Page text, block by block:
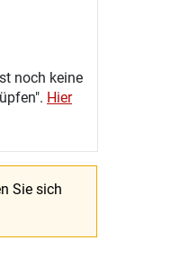
noch keine
Hier
Sie sich